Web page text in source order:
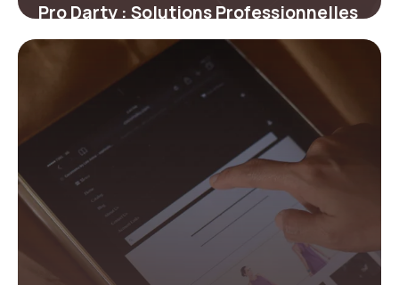
Pro Darty : Solutions Professionnelles
2 juillet 2026